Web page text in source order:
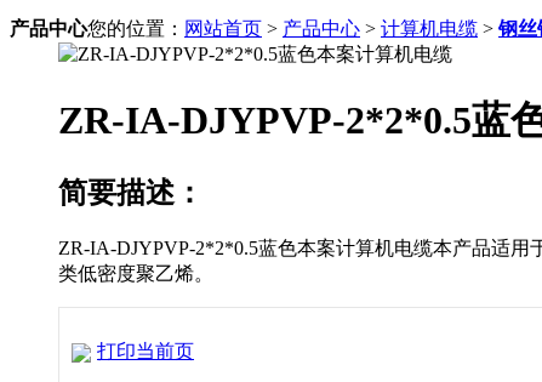
产品中心您的位置： 网站首页 > 产品中心 > 计算机电缆 >钢丝
ZR-IA-DJYPVP-2*2*0.5蓝
简要描述：
ZR-IA-DJYPVP-2*2*0.5蓝色本案计算机电缆本产品适用
类低密度聚乙烯。
打印当前页